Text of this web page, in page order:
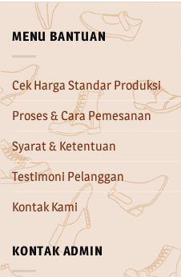
MENU BANTUAN
Cek Harga Standar Produksi
Proses & Cara Pemesanan
Syarat & Ketentuan
Testimoni Pelanggan
Kontak Kami
KONTAK ADMIN